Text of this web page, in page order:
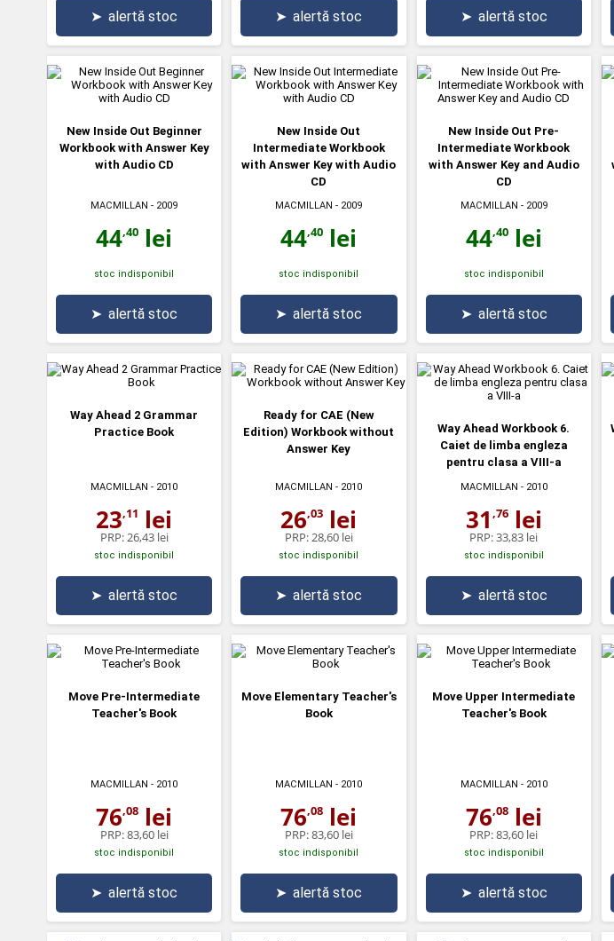
➤ alertă stoc ➤ alertă stoc ➤ alertă stoc
New Inside Out Beginner
Workbook with Answer Key
with Audio CD
MACMILLAN - 2009
44,40 lei
stoc indisponibil
➤ alertă stoc
New Inside Out
Intermediate Workbook
with Answer Key with Audio
CD
MACMILLAN - 2009
44,40 lei
stoc indisponibil
➤ alertă stoc
New Inside Out Pre-
Intermediate Workbook
with Answer Key and Audio
CD
MACMILLAN - 2009
44,40lei
stoc indisponibil
➤ alertă stoc
Way Ahead 2 Grammar
Practice Book
MACMILLAN - 2010
23,11 lei
PRP:26,43 lei
stoc indisponibil
➤ alertă stoc
Ready for CAE (New
Edition) Workbook without
Answer Key
MACMILLAN - 2010
26,03 lei
PRP:28,60 lei
stoc indisponibil
➤ alertă stoc
Way Ahead Workbook 6.
Caiet de limba engleza
pentru clasa a VIII-a
MACMILLAN - 2010
31 ,76lei
PRP:33,83 lei
stoc indisponibil
➤ alertă stoc
Move Pre-Intermediate
Teacher's Book
MACMILLAN - 2010
76,08 lei
PRP:83,60 lei
stoc indisponibil
➤ alertă stoc
Move Elementary Teacher's
Book
MACMILLAN - 2010
76,08 lei
PRP:83,60 lei
stoc indisponibil
➤ alertă stoc
Move Upper Intermediate
Teacher's Book
MACMILLAN - 2010
76,08lei
PRP:83,60 lei
stoc indisponibil
➤ alertă stoc